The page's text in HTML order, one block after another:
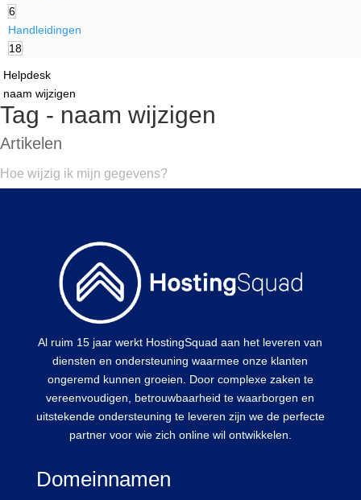
6
Handleidingen
18
Helpdesk
naam wijzigen
Tag - naam wijzigen
Artikelen
Hoe wijzig ik mijn gegevens?
Al ruim 15 jaar werkt HostingSquad aan het leveren van
diensten en ondersteuning waarmee onze klanten
ongeremd kunnen groeien. Door complexe zaken te
vereenvoudigen, betrouwbaarheid te waarborgen en
uitstekende ondersteuning te leveren zijn we de perfecte
partner voor wie zich online wil ontwikkelen.
Domeinnamen